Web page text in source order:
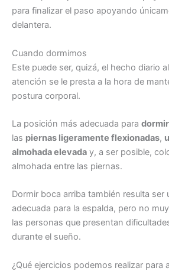
para finalizar el paso apoyando
delantera.
Cuando dormimos
Este puede ser, quizá, el hecho diario
atención se le presta a la hora de
postura corporal.
La posición más adecuada para
las piernas ligeramente flexionadas,
almohada elevada y, a ser posible,
almohada entre las piernas.
Dormir boca arriba también resulta ser
adecuada para la espalda, pero no
las personas que presentan
durante el sueño.
¿Qué ejercicios podemos realizar para